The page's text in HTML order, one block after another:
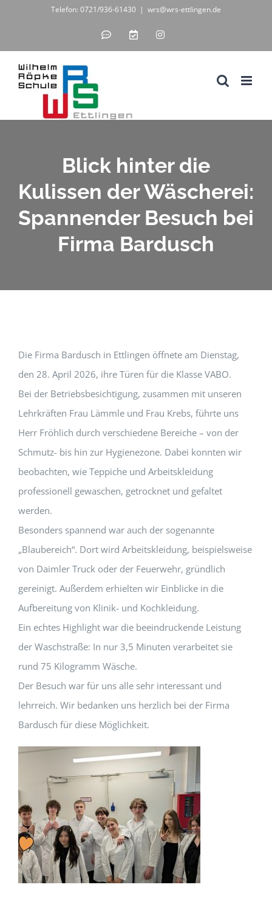
springen
Telefon: 0721/936-61430 | wrs@wrs-ettlingen.de
IServ
unsere
WebUntis
digitales
Instagram
Blick hinter die
Kulissen der Wäscherei:
Spannender Besuch bei
Firma Bardusch
Die Firma Bardusch in Ettlingen öffnete am Dienstag,
den 28. April 2026, ihre Türen für die Klasse VABO.
Bei der Betriebsbesichtigung, zusammen mit unseren
Lehrkräften Frau Lämmle und Frau Krebs, führte uns
Herr Fröhlich durch verschiedene Bereiche – von der
Schmutz- bis hin zur Hygienezone. Dabei konnten wir
beobachten, wie Teppiche und Arbeitskleidung
professionell gewaschen, getrocknet und gefaltet
werden.
Besonders spannend war auch der sogenannte
„Blaubereich“. Dort wird Arbeitskleidung, beispielsweise
von Daimler Truck oder der Feuerwehr, gründlich
gereinigt. Außerdem erhielten wir Einblicke in die
Aufbereitung von Klinik- und Kochkleidung.
Ein echtes Highlight war die beeindruckende Leistung
der Waschstraße: In nur 3,5 Minuten verarbeitet sie
rund 75 Kilogramm Wäsche.
Der Besuch war für uns alle sehr interessant und
lehrreich. Wir bedanken uns herzlich bei der Firma
Bardusch für diese Möglichkeit.